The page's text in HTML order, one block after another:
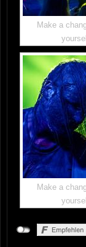
Make a
Make a